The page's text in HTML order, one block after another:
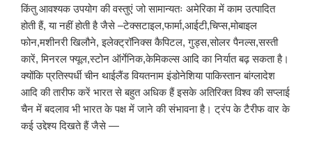
किंतु आवश्यक उपयोग की वस्तुएं जो सामान्यतः अमेरिका में काम उत्पादित
होती हैं, या नहीं होती है जैसे –टेक्सटाइल,फार्मा,आईटी,चिप्स,मोबाइल
फोन,मशीनरी खिलौने, इलेक्ट्रॉनिक्स कैपिटल, गुड्स,सोलर पैनल्स,सस्ती
कारें, मिनरल फ्यूल,स्टोन ऑर्गेनिक,केमिकल्स आदि का निर्यात बढ़ सकता है।
क्योंकि प्रतिस्पर्धी चीन थाईलैंड वियतनाम इंडोनेशिया पाकिस्तान बांग्लादेश
आदि की तारीफ करें भारत से बहुत अधिक हैं इसके अतिरिक्त विश्व की सप्लाई
चैन में बदलाव भी भारत के पक्ष में जाने की संभावना है। ट्रंप के टैरीफ वार के
कई उद्देश्य दिखते हैं जैसे —